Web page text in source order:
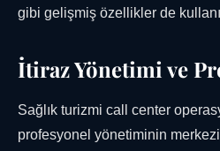
gibi gelişmiş özellikler de
İtiraz Yönetimi ve
Sağlık turizmi call center
profesyonel yönetiminin